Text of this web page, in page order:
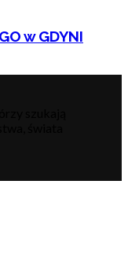
w GDYNI